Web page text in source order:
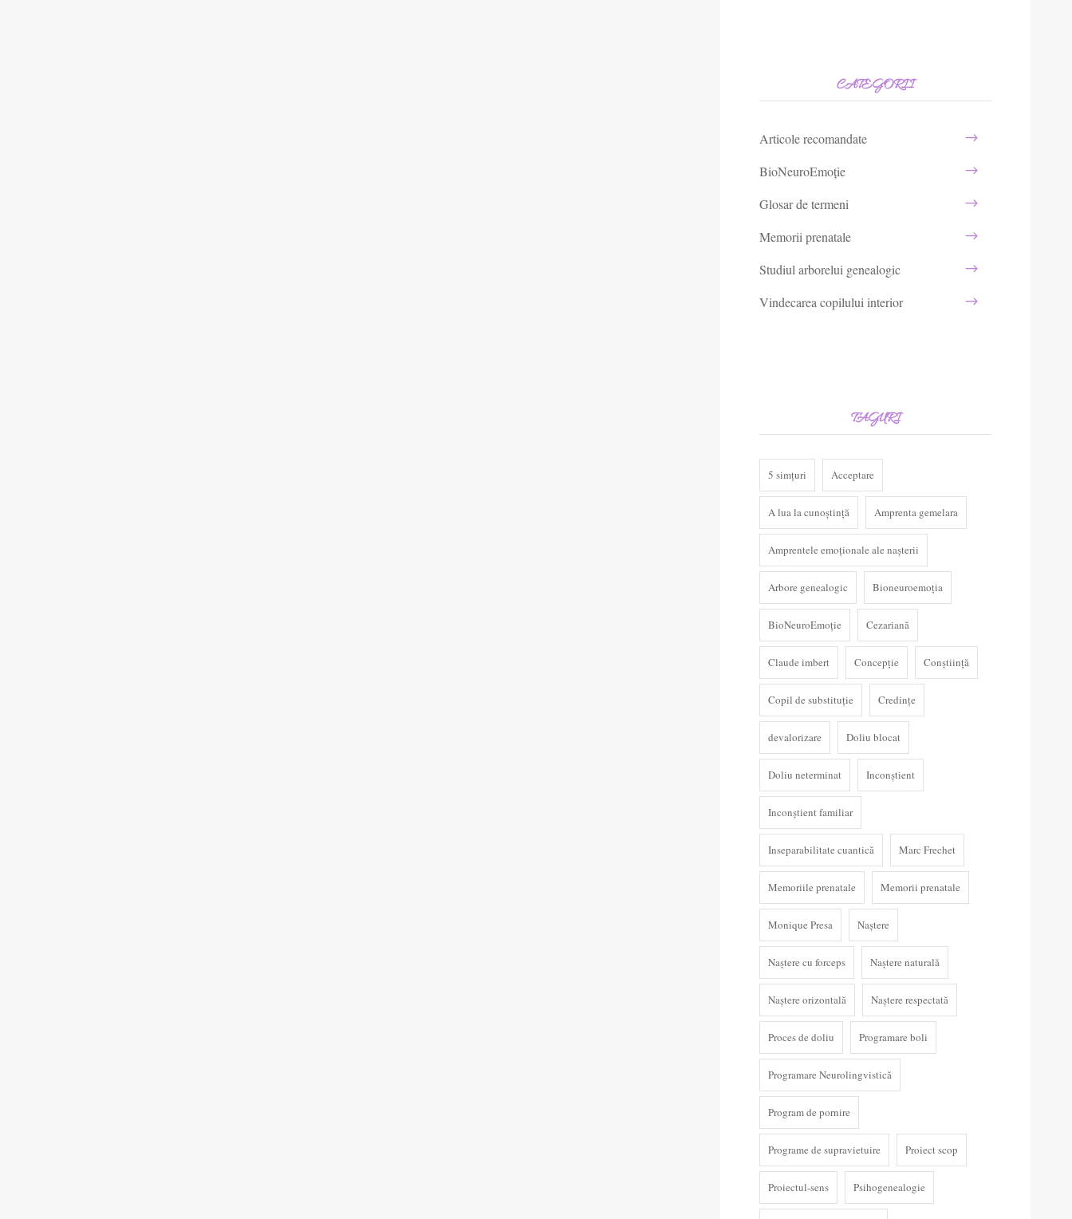
CATEGORII
Articole recomandate
BioNeuroEmoție
Glosar de termeni
Memorii prenatale
Studiul arborelui genealogic
Vindecarea copilului interior
TAGURI
5 simțuri Acceptare
A lua la cunoștință Amprenta gemelara
Amprentele emoționale ale nașterii
Arbore genealogic Bioneuroemoția
BioNeuroEmoție Cezariană
Claude imbert Concepție Conștiință
Copil de substituție Credințe
devalorizare Doliu blocat
Doliu neterminat Inconștient
Inconștient familiar
Inseparabilitate cuantică Marc Frechet
Memoriile prenatale Memorii prenatale
Monique Presa Naștere
Naștere cu forceps Naștere naturală
Naștere orizontală Naștere respectată
Proces de doliu Programare boli
Programare Neurolingvistică
Program de pornire
Programe de supravietuire Proiect scop
Proiectul-sens Psihogenealogie